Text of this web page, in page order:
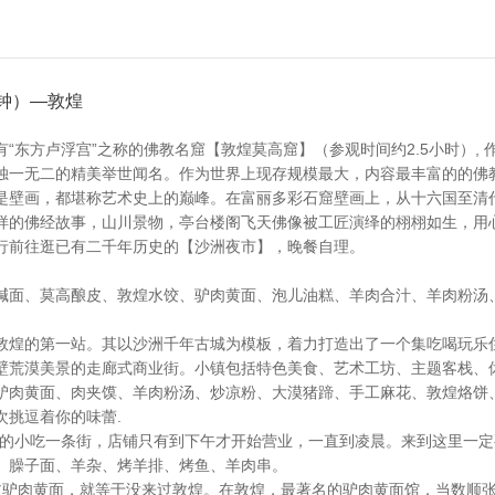
）—敦煌
东方卢浮宫”之称的佛教名窟【敦煌莫高窟】（参观时间约2.5小时）,
一无二的精美举世闻名。作为世界上现存规模最大，内容最丰富的的佛
壁画，都堪称艺术史上的巅峰。在富丽多彩石窟壁画上，从十六国至清
的佛经故事，山川景物，亭台楼阁飞天佛像被工匠演绎的栩栩如生，用
往逛已有二千年历史的【沙洲夜市】，晚餐自理。
面、莫高酿皮、敦煌水饺、驴肉黄面、泡儿油糕、羊肉合汁、羊肉粉汤
煌的第一站。其以沙洲千年古城为模板，着力打造出了一个集吃喝玩乐
荒漠美景的走廊式商业街。小镇包括特色美食、艺术工坊、主题客栈、
肉黄面、肉夹馍、羊肉粉汤、炒凉粉、大漠猪蹄、手工麻花、敦煌烙饼
逗着你的味蕾.
小吃一条街，店铺只有到下午才开始营业，一直到凌晨。来到这里一
子面、羊杂、烤羊排、烤鱼、羊肉串。
肉黄面，就等于没来过敦煌。在敦煌，最著名的驴肉黄面馆，当数顺